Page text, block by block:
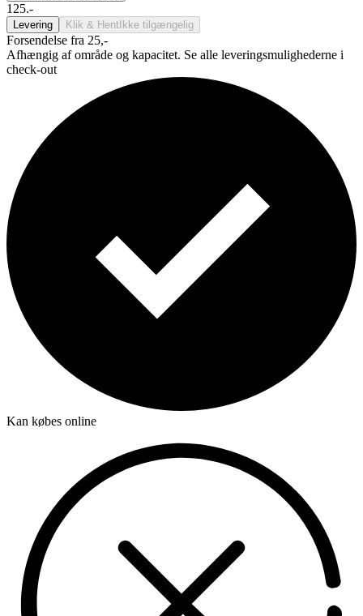
125.-
Levering Klik & Hent Ikke tilgængelig
Forsendelse fra 25,-
Afhængig af område og kapacitet. Se alle leveringsmulighederne i
check-out
Kan købes online